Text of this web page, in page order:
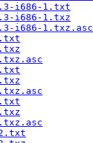
i686-1.txt
i686-1.txz
i686-1.txz.asc